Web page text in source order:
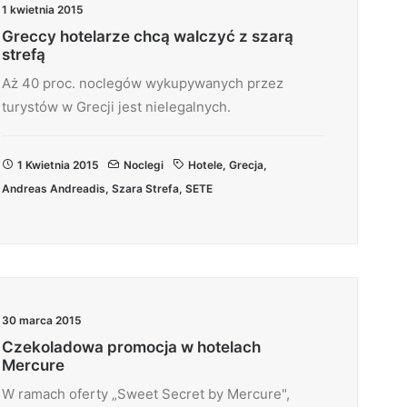
1 kwietnia 2015
Greccy hotelarze chcą walczyć z szarą
strefą
Aż 40 proc. noclegów wykupywanych przez
turystów w Grecji jest nielegalnych.
1 Kwietnia 2015 Noclegi Hotele, Grecja,
Andreas Andreadis, Szara Strefa, SETE
30 marca 2015
Czekoladowa promocja w hotelach
Mercure
W ramach oferty „Sweet Secret by Mercure",